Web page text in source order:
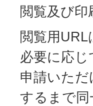
閲覧及び
閲覧用
必要に応
申請いた
するまで同